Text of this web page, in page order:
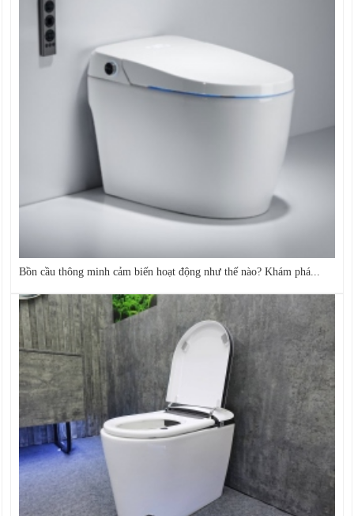
Bồn cầu thông minh cảm biến hoạt động như thế nào? Khám phá...